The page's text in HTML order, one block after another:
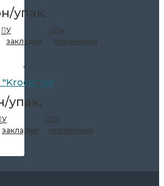
упак.
У
закладки
До
порівняння
1кг
упак.
У
закладки
До
порівняння